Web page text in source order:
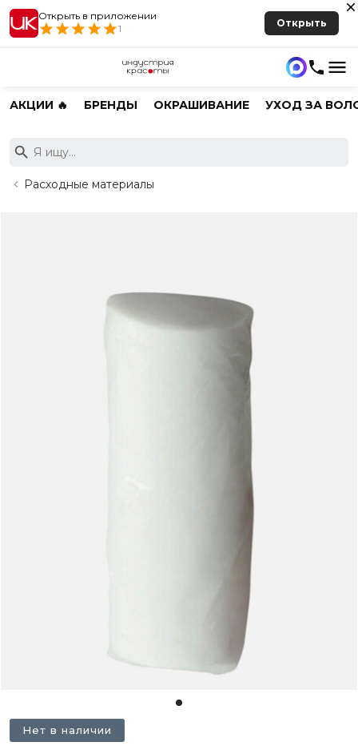
Открыть в приложении
1
Открыть
АКЦИИ 🔥 БРЕНДЫ ОКРАШИВАНИЕ УХОД ЗА
Расходные материалы
Нет в наличии